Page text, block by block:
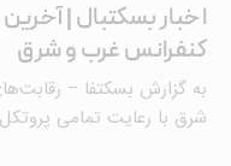
کنفرانس غرب و شرق
شرق با رعایت تمامی